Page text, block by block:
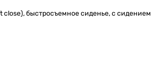
быстросъемное сиденье, с сидением